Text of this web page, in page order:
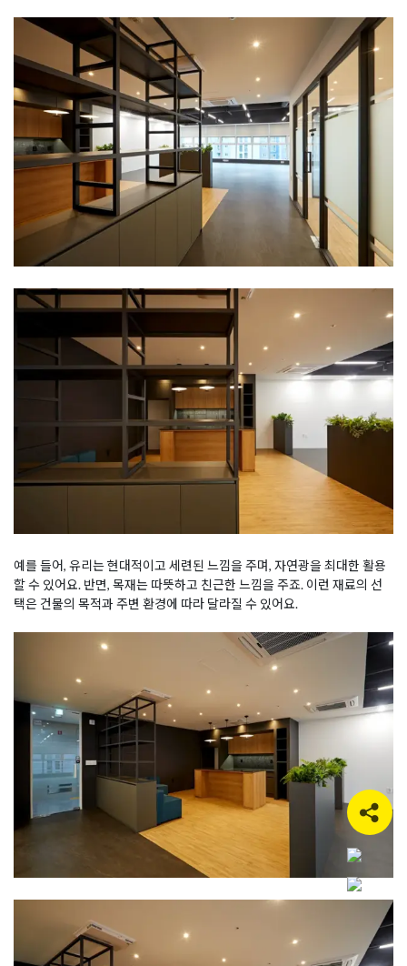
예를 들어, 유리는 현대적이고 세련된 느낌을 주며, 자연광을 최대한 활용
할 수 있어요. 반면, 목재는 따뜻하고 친근한 느낌을 주죠. 이런 재료의 선
택은 건물의 목적과 주변 환경에 따라 달라질 수 있어요.